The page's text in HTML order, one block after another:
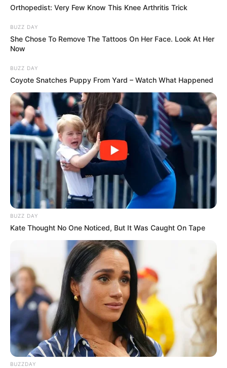
Orthopedist: Very Few Know This Knee Arthritis Trick
BUZZ DAY
She Chose To Remove The Tattoos On Her Face. Look At Her
Now
BUZZ DAY
Coyote Snatches Puppy From Yard – Watch What Happened
BUZZ DAY
Kate Thought No One Noticed, But It Was Caught On Tape
BUZZDAY